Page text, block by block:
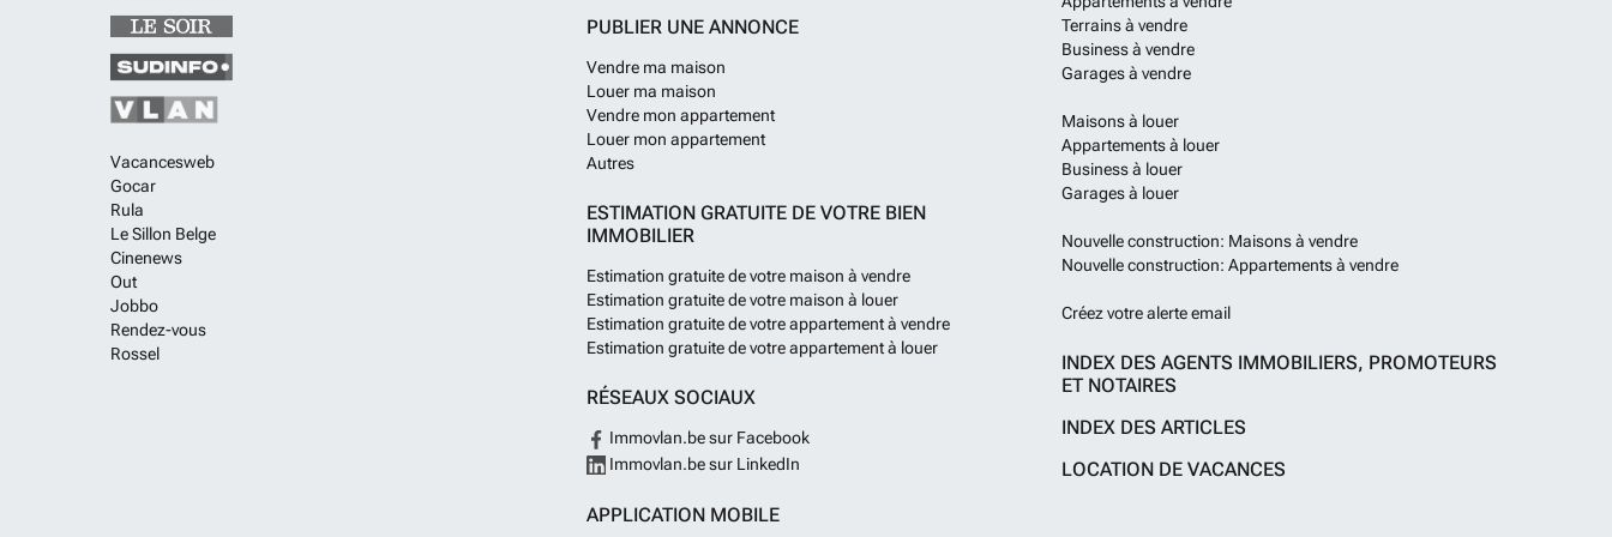
Vacancesweb
Gocar
Rula
Le Sillon Belge
Cinenews
Out
Jobbo
Rendez-vous
Rossel
PUBLIER UNE ANNONCE
Vendre ma maison
Louer ma maison
Vendre mon appartement
Louer mon appartement
Autres
ESTIMATION GRATUITE DE VOTRE BIEN
IMMOBILIER
Estimation gratuite de votre maison à vendre
Estimation gratuite de votre maison à louer
Estimation gratuite de votre appartement à vendre
Estimation gratuite de votre appartement à louer
RÉSEAUX SOCIAUX
Immovlan.be sur Facebook
Immovlan.be sur LinkedIn
APPLICATION MOBILE
Terrains à vendre
Business à vendre
Garages à vendre
Maisons à louer
Appartements à louer
Business à louer
Garages à louer
Nouvelle construction: Maisons à vendre
Nouvelle construction: Appartements à vendre
Créez votre alerte email
INDEX DES AGENTS IMMOBILIERS, PROMOTEURS
ET NOTAIRES
INDEX DES ARTICLES
LOCATION DE VACANCES